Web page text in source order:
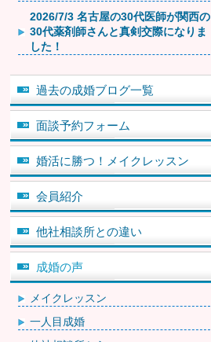
2026/7/3 名古屋の30代医師が関西の
30代薬剤師さんと真剣交際になりま
した！
過去の成婚ブログ一覧
面談予約フォーム
婚活に勝つ！メイクレッスン
会員紹介
他社相談所との違い
成婚の声
メイクレッスン
一人目成婚